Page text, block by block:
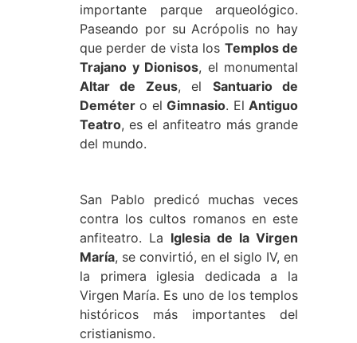
importante parque arqueológico.
Paseando por su Acrópolis no hay
que perder de vista los Templos de
Trajano y Dionisos, el monumental
Altar de Zeus, el Santuario de
Deméter o elGimnasio. ElAntiguo
Teatro, es el anfiteatro más grande
del mundo.
San Pablo predicó muchas veces
contra los cultos romanos en este
anfiteatro. La Iglesia de la Virgen
María, se convirtió, en el siglo IV, en
la primera iglesia dedicada a la
Virgen María. Es uno de los templos
históricos más importantes del
cristianismo.